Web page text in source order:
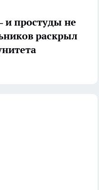
простуды не
раскрыл